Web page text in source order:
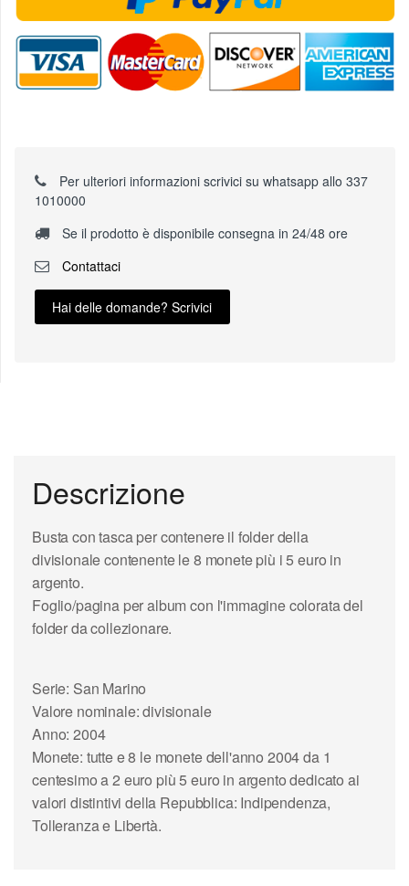
Per ulteriori informazioni scrivici su whatsapp allo 337
1010000
Se il prodotto è disponibile consegna in 24/48 ore
Contattaci
Hai delle domande? Scrivici
Descrizione
Busta con tasca per contenere il folder della
divisionale contenente le 8 monete più i 5 euro in
argento.
Foglio/pagina per album con l'immagine colorata del
folder da collezionare.
Serie: San Marino
Valore nominale: divisionale
Anno: 2004
Monete: tutte e 8 le monete dell'anno 2004 da 1
centesimo a 2 euro più 5 euro in argento dedicato ai
valori distintivi della Repubblica: Indipendenza,
Tolleranza e Libertà.